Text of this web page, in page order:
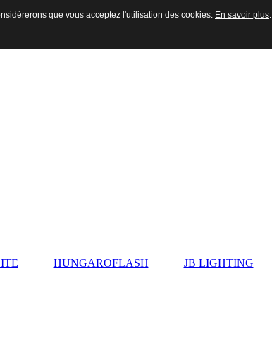
HUNGAROFLASH
JB LIGHTING
que vous acceptez l'utilisation des cookies. En savoir plus.